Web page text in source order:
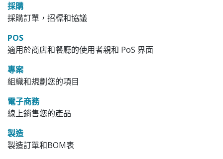
採購
採購訂單，招標和協議
POS
適用於商店和餐廳的使用者親和 PoS 界面
專案
組織和規劃您的項目
電子商務
線上銷售您的產品
製造
製造訂單和BOM表